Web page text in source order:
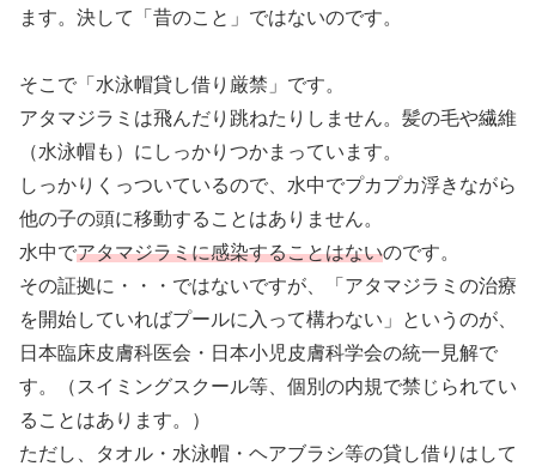
ます。決して「昔のこと」ではないのです。
そこで「水泳帽貸し借り厳禁」です。
アタマジラミは飛んだり跳ねたりしません。髪の毛や繊維
（水泳帽も）にしっかりつかまっています。
しっかりくっついているので、水中でプカプカ浮きながら
他の子の頭に移動することはありません。
水中でアタマジラミに感染することはないのです。
その証拠に・・・ではないですが、「アタマジラミの治療
を開始していればプールに入って構わない」というのが、
日本臨床皮膚科医会・日本小児皮膚科学会の統一見解で
す。（スイミングスクール等、個別の内規で禁じられてい
ることはあります。）
ただし、タオル・水泳帽・ヘアブラシ等の貸し借りはして